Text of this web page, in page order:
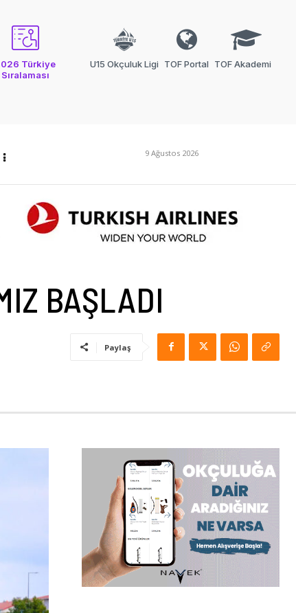
Türkiye
Sıralaması
U15 Okçuluk Ligi TOF Portal TOF Akademi
9 Ağustos 2026
BAŞLADI
Paylaş